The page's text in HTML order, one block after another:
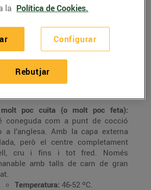
de cocció de
considera que hi ha 5 punts de
molt poc cuita (o molt poc feta):
coneguda com a punt de cocció
a l’anglesa. Amb la capa externa
però el centre completament
cru i fins i tot fred. Només
amb talls de carn de gran
Temperatura: 46-52 ºC.
la Política de Cookies.
Configurar
Rebutjar